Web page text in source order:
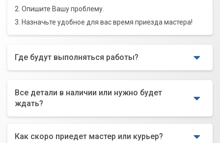
2. Опишите Вашу проблему.
3. Назначьте удобное для вас время приезда мастера!
Где будут выполняться работы?
Все детали в наличии или нужно будет
ждать?
Как скоро приедет мастер или курьер?